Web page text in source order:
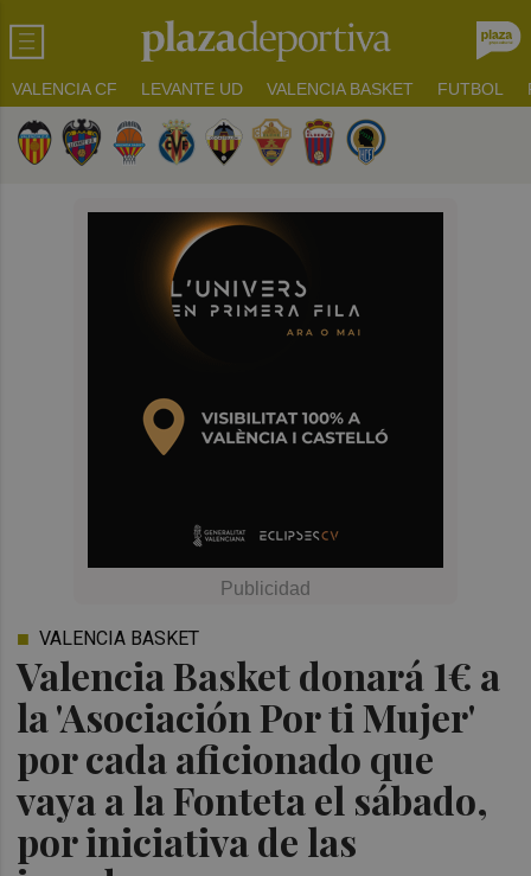
VALENCIA CF LEVANTE UD VALENCIA BASKET FUTBOL
Valencia Basket donará 1€ a
la 'Asociación Por ti Mujer'
por cada aficionado que
vaya a la Fonteta el sábado,
por iniciativa de las
VALENCIA BASKET